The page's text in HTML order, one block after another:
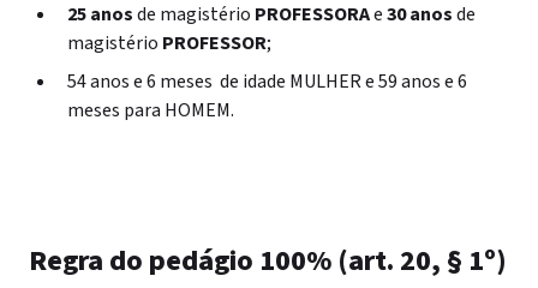
25 anosde magistério PROFESSORAe30 anosde
magistério PROFESSOR;
54 anos e 6 meses de idade MULHER e 59 anos e 6
meses para HOMEM.
Regra do pedágio 100% (art. 20, § 1º)